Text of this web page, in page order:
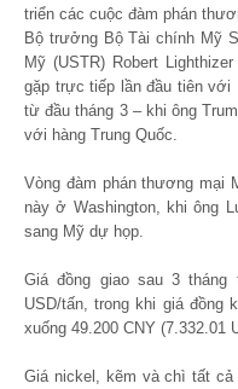
triển các cuộc đàm phán
Bộ trưởng Bộ Tài chính Mỹ
Mỹ (USTR) Robert
gặp trực tiếp lần đầu tiên với
từ đầu tháng 3 – khi ông
với hàng Trung Quốc.
Vòng đàm phán thương mại
này ở Washington, khi ông
sang Mỹ dự họp.
Giá đồng giao sau 3 tháng
USD/tấn, trong khi giá đồng
xuống 49.200 CNY (7.332.01
Giá nickel, kẽm và chì tất cả